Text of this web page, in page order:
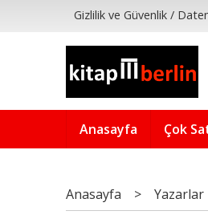
Gizlilik ve Güvenlik /
Anasayfa Çok
Anasayfa > Yazarlar